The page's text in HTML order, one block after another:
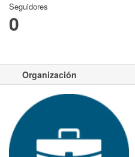
Seguidores
0
Organización